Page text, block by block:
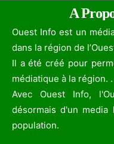
A
Ouest Info est un
dans la région de
Il a été créé pour
médiatique à la région. .
Avec Ouest Info,
désormais d'un
population.